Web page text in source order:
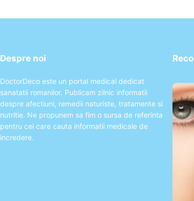
Despre noi
DoctorDeco este un portal medical dedicat
sanatatii romanilor. Publicam zilnic informatii
despre afectiuni, remedii naturiste, tratamente si
nutritie. Ne propunem sa fim o sursa de referinta
pentru cei care cauta informatii medicale de
incredere.